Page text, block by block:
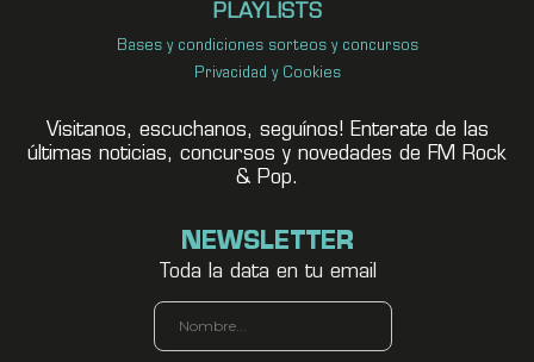
PLAYLISTS
Bases y condiciones sorteos y concursos
Privacidad y Cookies
Visitanos, escuchanos, seguínos! Enterate de las
últimas noticias, concursos y novedades de FM Rock
& Pop.
NEWSLETTER
Toda la data en tu email